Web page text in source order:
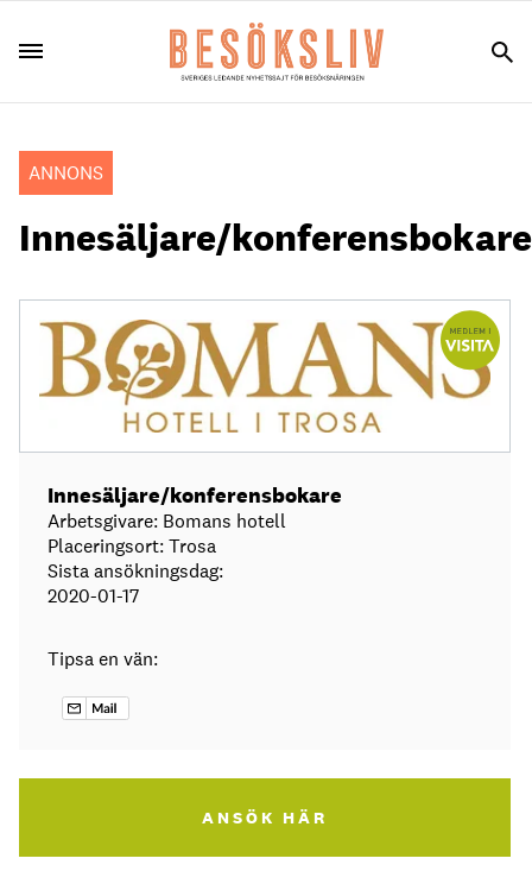
ANNONS
Innesäljare/konferensbokare
Innesäljare/konferensbokare
Arbetsgivare: Bomans hotell
Placeringsort: Trosa
Sista ansökningsdag:
2020-01-17
Tipsa en vän:
ANSÖK HÄR